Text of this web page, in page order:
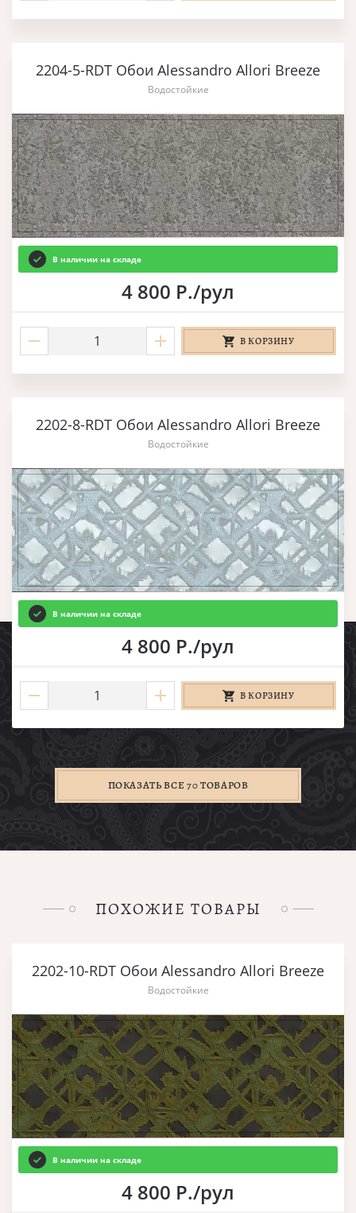
2204-5-RDT Обои Alessandro Allori Breeze
Водостойкие
В наличии на складе
4 800 Р./рул
В КОРЗИНУ
2202-8-RDT Обои Alessandro Allori Breeze
Водостойкие
В наличии на складе
4 800 Р./рул
В КОРЗИНУ
ПОКАЗАТЬ ВСЕ 70 ТОВАРОВ
ПОХОЖИЕ ТОВАРЫ
2202-10-RDT Обои Alessandro Allori Breeze
Водостойкие
В наличии на складе
4 800 Р./рул